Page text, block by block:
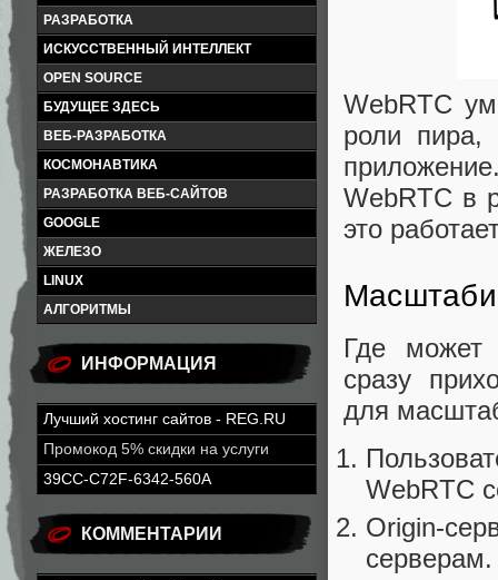
РАЗРАБОТКА
ИСКУССТВЕННЫЙ ИНТЕЛЛЕКТ
OPEN SOURCE
БУДУЩЕЕ ЗДЕСЬ
ВЕБ-РАЗРАБОТКА
КОСМОНАВТИКА
РАЗРАБОТКА ВЕБ-САЙТОВ
GOOGLE
ЖЕЛЕЗО
LINUX
АЛГОРИТМЫ
ИНФОРМАЦИЯ
Лучший хостинг сайтов - REG.RU
Промокод 5% скидки на услуги
39CC-C72F-6342-560A
КОММЕНТАРИИ
WebRTC
роли пира,
WebRTC в
это
Где может
сразу
для
WebRTC
Origin-
серверам.